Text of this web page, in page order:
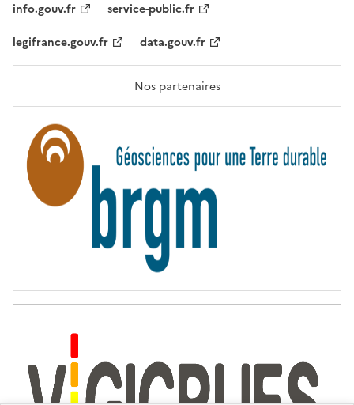
F
A
T
R
T
É
info.gouv.fr
service-public.fr
legifrance.gouv.fr
data.gouv.fr
Nos partenaires